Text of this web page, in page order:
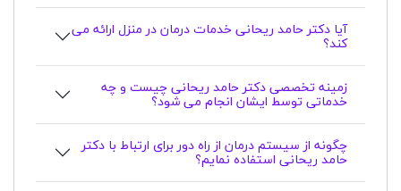
آیا دکتر حامد ریحانی خدمات درمان در منزل ارائه می
کند؟
زمینه تخصصی دکتر حامد ریحانی چیست و چه
خدماتی توسط ایشان انجام می شود؟
چگونه از سیستم درمان از راه دور برای ارتباط با دکتر
حامد ریحانی استفاده نمایم؟